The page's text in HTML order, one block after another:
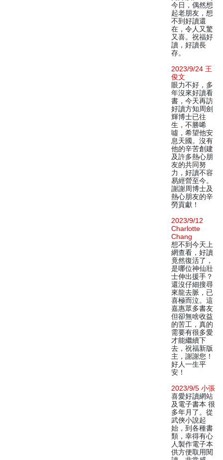
今日，偶然想
起老朋友，想
不到好讀還
在，令人又驚
又喜。祝福好
讀，好讀長
存。
2023/9/24 王
俊文
眼力不好，多
年沒來好讀看
書，今天再訪
好讀方知周劍
輝博士已往
生，不勝唏
噓，希望他安
息天國。沒有
他的辛苦創建
及許多熱心朋
友的共同努
力，好讀不容
易經營至今。
謝謝周博士及
熱心朋友的辛
勞貢獻！
2023/9/12
Charlotte
Chang
想不到今天上
網查看，好讀
竟然復活了，
是哪位神仙壯
士伸出援手？
還沒仔細搜尋
來龍去脈，已
喜極而泣。這
嘉惠眾多書友
但卻無啥收益
的苦工，真的
需要有很多愛
才能繼續下
去，祝福新版
主，謝謝您！
好人一生平
安！
2023/9/5 小張
喜愛好讀網站
及電子書本 很
多年月了。從
武俠小說起
始，到各種書
類，幸得有心
人製作電子本
供方便取用閱